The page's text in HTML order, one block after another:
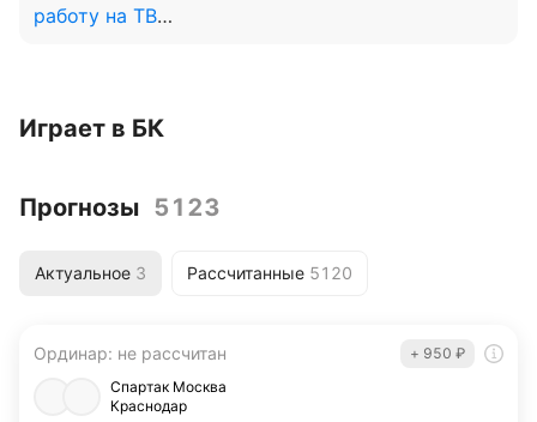
работу на ТВ
Играет в БК
Прогнозы 5123
Актуальное 3 Рассчитанные 5120
Ординар: не рассчитан
+ 950 ₽
Спартак Москва
Краснодар